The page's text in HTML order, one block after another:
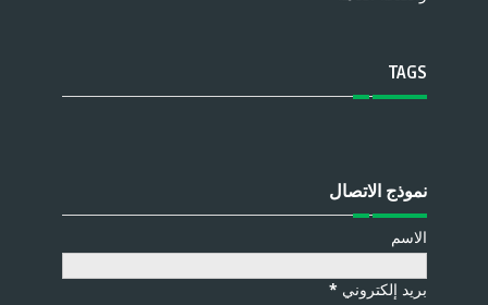
TAGS
نموذج الاتصال
الاسم
بريد إلكتروني *